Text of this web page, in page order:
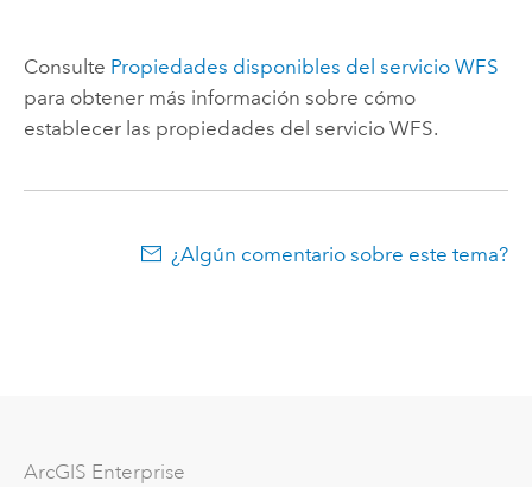
Consulte Propiedades disponibles del servicio WFS
para obtener más información sobre cómo
establecer las propiedades del servicio WFS.
¿Algún comentario sobre este tema?
ArcGIS Enterprise